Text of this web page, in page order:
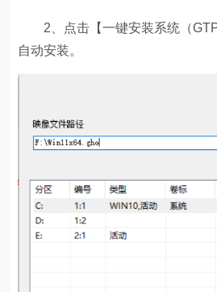
2、点击【一键安装系统（GTP
自动安装。